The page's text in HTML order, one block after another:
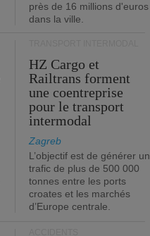
près de 16 millions d'euros
dans la ville.
HZ Cargo et
Railtrans forment
une coentreprise
pour le transport
intermodal
Zagreb
L’objectif est de générer un
trafic de plus de 500 000
tonnes entre les ports
croates et les marchés
d’Europe centrale.